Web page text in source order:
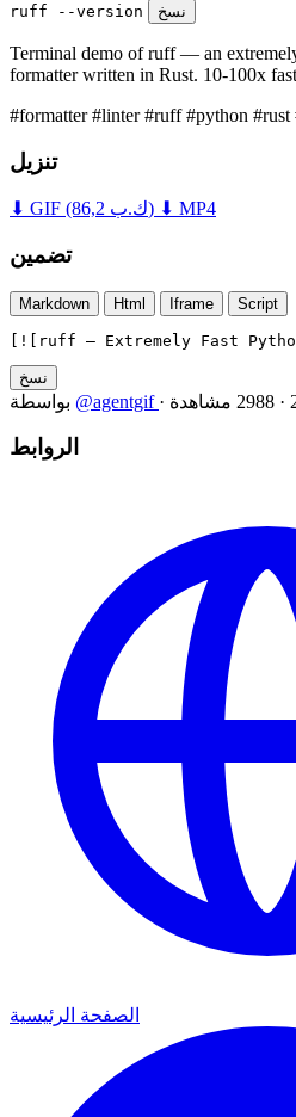
ruff --version نسخ
Terminal demo of ruff — an
formatter written in Rust. 10-100x
#formatter#linter#ruff#python #rust
تنزيل
⬇ GIF (86,2 ك.ب) ⬇ MP4
تضمين
Markdown Html Iframe Script
[![ruff — Extremely Fast
نسخ
بواسطة @agentgif · · 2988 مشاهدة
الروابط
الصفحة الرئيسية